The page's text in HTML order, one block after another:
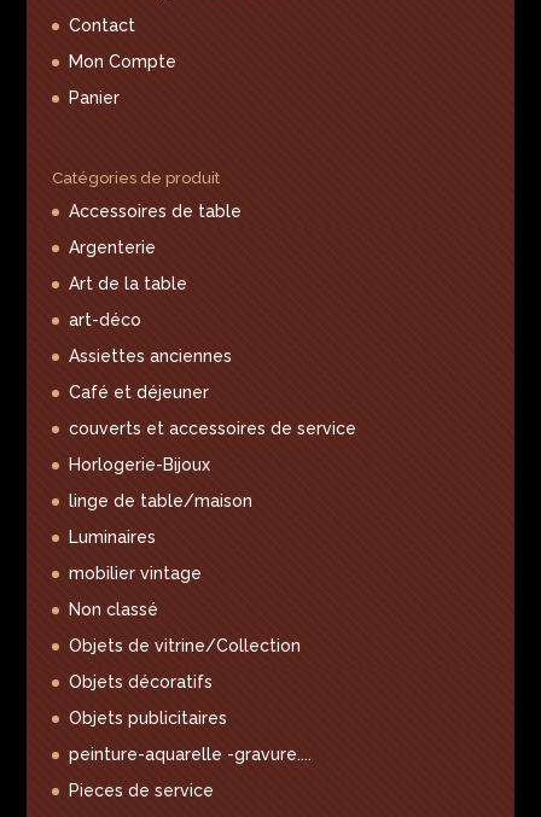
Contact
Mon Compte
Panier
Catégories de produit
Accessoires de table
Argenterie
Art de la table
art-déco
Assiettes anciennes
Café et déjeuner
couverts et accessoires de service
Horlogerie-Bijoux
linge de table/maison
Luminaires
mobilier vintage
Non classé
Objets de vitrine/Collection
Objets décoratifs
Objets publicitaires
peinture-aquarelle -gravure....
Pieces de service